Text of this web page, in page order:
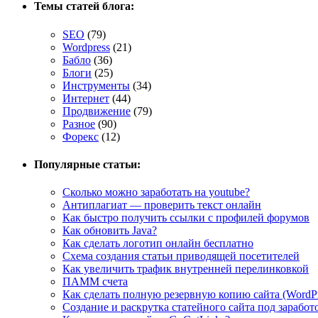
Темы статей блога:
SEO (79)
Wordpress (21)
Бабло (36)
Блоги (25)
Инструменты (34)
Интернет (44)
Продвижение (79)
Разное (90)
Форекс (12)
Популярные статьи:
Сколько можно заработать на youtube?
Антиплагиат — проверить текст онлайн
Как быстро получить ссылки с профилей форумов
Как обновить Java?
Как сделать логотип онлайн бесплатно
Cхема создания статьи приводящей посетителей
Как увеличить трафик внутренней перелинковкой
ПАММ счета
Как сделать полную резервную копию сайта
Создание и раскрутка статейного сайта под